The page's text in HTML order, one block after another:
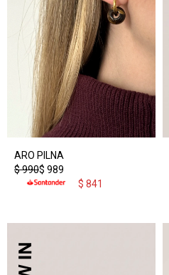
ARO PILNA
$ 989
$990
$ 841